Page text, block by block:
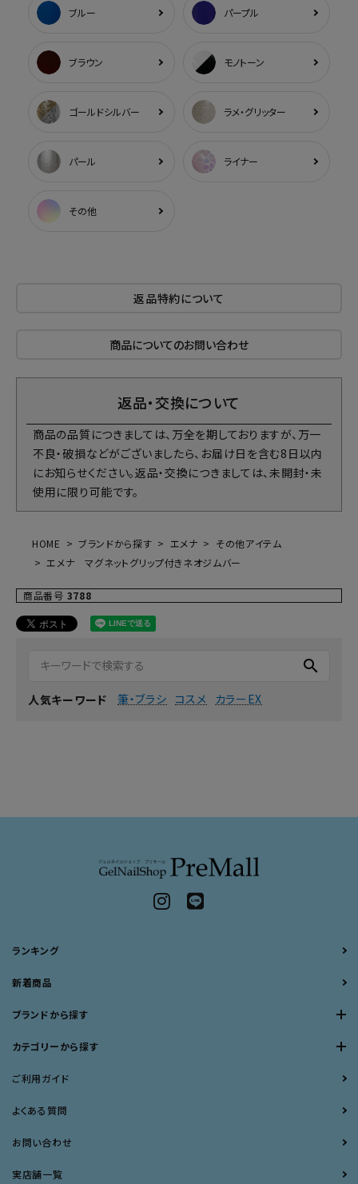
ブルー パープル
ブラウン モノトーン
ゴールドシルバー ラメ・グリッター
パール ライナー
その他
返品特約について
商品についてのお問い合わせ
返品・交換について
商品の品質につきましては、万全を期しておりますが、万一
不良・破損などがございましたら、お届け日を含む8日以内
にお知らせください。返品・交換につきましては、未開封・未
使用に限り可能です。
HOME ブランドから探す エメナ
その他アイテム
エメナ マグネットグリップ付きネオジムバー
商品番号 3788
search
人気キーワード 筆・ブラシ コスメ カラーEX
ランキング
新着商品
ブランドから探す
カテゴリーから探す
ご利用ガイド
よくある質問
お問い合わせ
実店舗一覧